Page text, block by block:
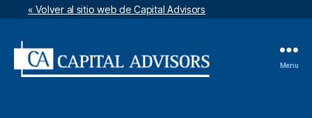
« Volver al sitio web de Capital Advisors
Menu